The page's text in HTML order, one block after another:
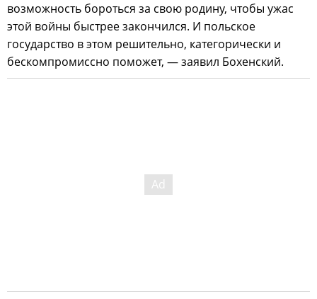
возможность бороться за свою родину, чтобы ужас
этой войны быстрее закончился. И польское
государство в этом решительно, категорически и
бескомпромиссно поможет, — заявил Бохенский.